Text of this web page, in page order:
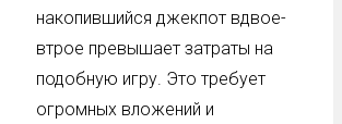
накопившийся джекпот вдвое-
втрое превышает затраты на
подобную игру. Это требует
огромных вложений и